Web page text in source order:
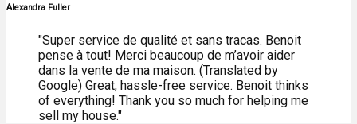
Alexandra Fuller
"Super service de qualité et sans tracas. Benoit
pense à tout! Merci beaucoup de m’avoir aider
dans la vente de ma maison. (Translated by
Google) Great, hassle-free service. Benoit thinks
of everything! Thank you so much for helping me
sell my house."